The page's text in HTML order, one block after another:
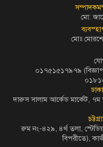
মো:
মোঃ
০১৭৫১৫১৭৯৭৯
দারুস সালাম আর্কেড মার্কেট,
রুম নং-৪২৯, ৪র্থ তলা,
বিপরীতে),